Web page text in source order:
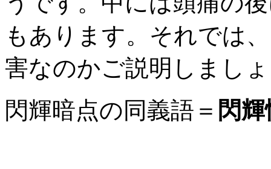
もあります。それでは
害なのかご説明しまし
閃輝暗点の同義語＝ 閃